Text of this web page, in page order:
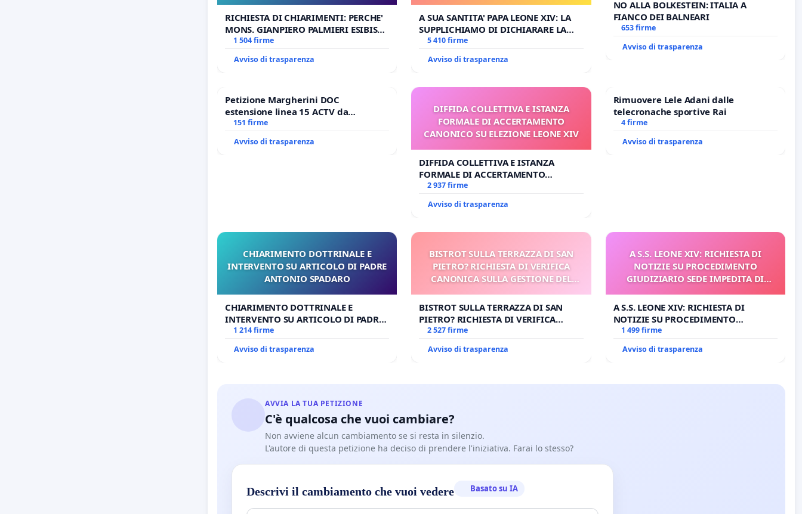
RICHIESTA DI CHIARIMENTI: PERCHE'
MONS. GIANPIERO PALMIERI ESIBISCE
OPERE DI RUPNIK?
1 504 firme
Avviso di trasparenza
PROCESSO
A SUA SANTITA' PAPA LEONE XIV: LA
SUPPLICHIAMO DI DICHIARARE LA
SEDE IMPEDITA DI BENEDETTO XVI
PROCESSO
5 410 firme
Avviso di trasparenza
NO ALLA BOLKESTEIN: ITALIA A
FIANCO DEI BALNEARI
653 firme
Avviso di trasparenza
Petizione Margherini DOC
estensione linea 15 ACTV da
Marghera P.zza S. Antonio
1,50
151 firme
Avviso di trasparenza
DIFFIDA COLLETTIVA E ISTANZA
FORMALE DI ACCERTAMENTO
CANONICO SU ELEZIONE LEONE XIV
DIFFIDA COLLETTIVA E ISTANZA
FORMALE DI ACCERTAMENTO
CANONICO SU ELEZIONE LEONE XIV
2 937 firme
Avviso di trasparenza
Rimuovere Lele Adani dalle
telecronache sportive Rai
4 firme
Avviso di trasparenza
CHIARIMENTO DOTTRINALE E
INTERVENTO SU ARTICOLO DI PADRE
ANTONIO SPADARO
CHIARIMENTO DOTTRINALE E
INTERVENTO SU ARTICOLO DI PADRE
ANTONIO SPADARO
1 214 firme
Avviso di trasparenza
BISTROT SULLA TERRAZZA DI SAN
PIETRO? RICHIESTA DI VERIFICA
CANONICA SULLA GESTIONE DEL
BISTROT SULLA TERRAZZA DI SAN
PIETRO? RICHIESTA DI VERIFICA
CANONICA SULLA GESTIONE DEL
2 527 firme
Avviso di trasparenza
A S.S. LEONE XIV: RICHIESTA DI
NOTIZIE SU PROCEDIMENTO
GIUDIZIARIO SEDE IMPEDITA DI
A S.S. LEONE XIV: RICHIESTA DI
NOTIZIE SU PROCEDIMENTO
GIUDIZIARIO SEDE IMPEDITA DI
1 499 firme
Avviso di trasparenza
AVVIA LA TUA PETIZIONE
C'è qualcosa che vuoi cambiare?
Non avviene alcun cambiamento se si resta in silenzio.
L'autore di questa petizione ha deciso di prendere l'iniziativa. Farai lo stesso?
Descrivi il cambiamento che vuoi vedere Basato su IA